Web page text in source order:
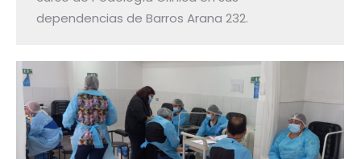
dependencias de Barros Arana 232.